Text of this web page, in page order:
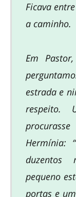
Ficava
a caminho.
Em
estrada e
respeito.
Hermínia:
duzentos
pequeno
portas e